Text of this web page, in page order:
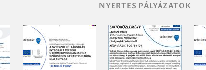
NYERTES PÁLYÁZATOK